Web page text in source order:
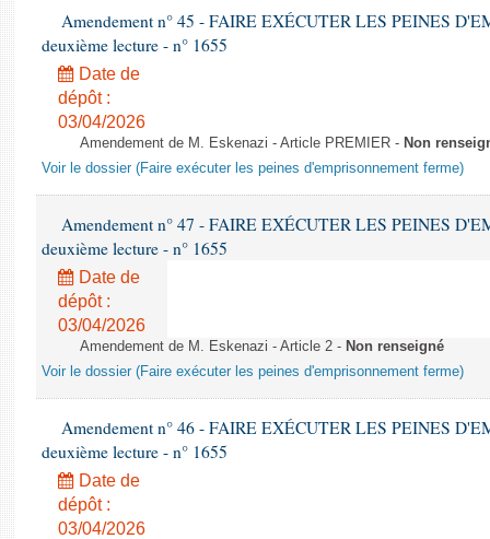
Amendement n° 45 - FAIRE EXÉCUTER LES PEINES
deuxième lecture - n° 1655
Date de
dépôt :
03/04/2026
Amendement de M. Eskenazi - Article PREMIER - Non
Voir le dossier (Faire exécuter les peines d'emprisonnement ferme)
Amendement n° 47 - FAIRE EXÉCUTER LES PEINES
deuxième lecture - n° 1655
Date de
dépôt :
03/04/2026
Amendement de M. Eskenazi - Article 2 - Non renseigné
Voir le dossier (Faire exécuter les peines d'emprisonnement ferme)
Amendement n° 46 - FAIRE EXÉCUTER LES PEINES
deuxième lecture - n° 1655
Date de
dépôt :
03/04/2026